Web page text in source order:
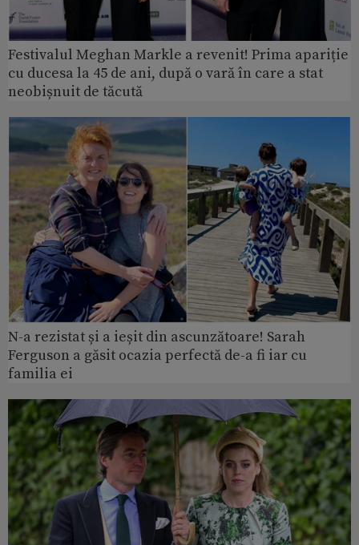
Festivalul Meghan Markle a revenit! Prima apariție
cu ducesa la 45 de ani, după o vară în care a stat
neobișnuit de tăcută
N-a rezistat și a ieșit din ascunzătoare! Sarah
Ferguson a găsit ocazia perfectă de-a fi iar cu
familia ei